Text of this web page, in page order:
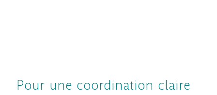
Pour une coordination claire